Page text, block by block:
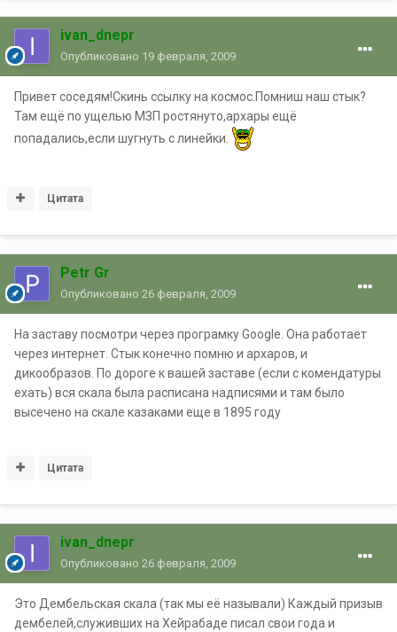
ivan_dnepr
Опубликовано 19 февраля, 2009
Привет соседям!Скинь ссылку на космос.Помниш наш стык?
Там ещё по ущелью МЗП ростянуто,архары ещё
попадались,если шугнуть с линейки.
Цитата
Petr Gr
Опубликовано 26 февраля, 2009
На заставу посмотри через програмку Google. Она работает
через интернет. Стык конечно помню и архаров, и
дикообразов. По дороге к вашей заставе (если с комендатуры
ехать) вся скала была расписана надписями и там было
высечено на скале казаками еще в 1895 году
Цитата
ivan_dnepr
Опубликовано 26 февраля, 2009
Это Дембельская скала (так мы её называли) Каждый призыв
дембелей,служивших на Хейрабаде писал свои года и